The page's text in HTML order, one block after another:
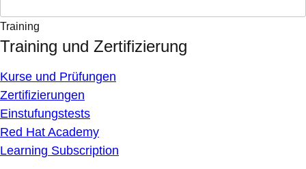
Training
Training und Zertifizierung
Kurse und Prüfungen
Zertifizierungen
Einstufungstests
Red Hat Academy
Learning Subscription